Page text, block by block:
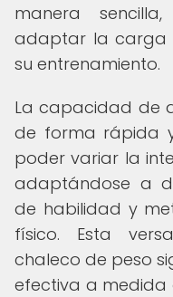
manera
adaptar la carga
su entrenamiento.
La capacidad de
de forma rápida
poder variar la
adaptándose a
de habilidad y
físico. Esta
chaleco de peso
efectiva a medida